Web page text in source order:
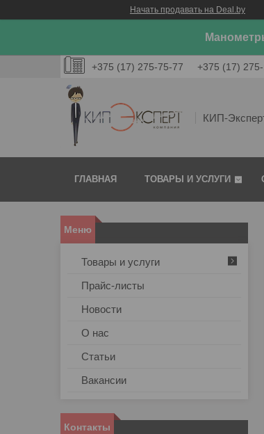
Начать продавать на Deal.by
+375 (17) 275-75-77 +375 (17)
КИП-
ГЛАВНАЯ ТОВАРЫ И УСЛУГИ
Товары и услуги
Прайс-листы
Новости
О нас
Статьи
Вакансии
Контакты